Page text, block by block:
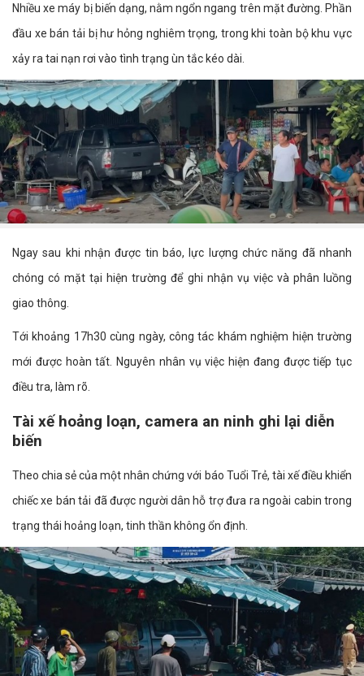
Nhiều xe máy bị biến dạng, nằm ngổn ngang trên mặt đường. Phần
đầu xe bán tải bị hư hỏng nghiêm trọng, trong khi toàn bộ khu vực
xảy ra tai nạn rơi vào tình trạng ùn tắc kéo dài.
Ngay sau khi nhận được tin báo, lực lượng chức năng đã nhanh
chóng có mặt tại hiện trường để ghi nhận vụ việc và phân luồng
giao thông.
Tới khoảng 17h30 cùng ngày, công tác khám nghiệm hiện trường
mới được hoàn tất. Nguyên nhân vụ việc hiện đang được tiếp tục
điều tra, làm rõ.
Tài xế hoảng loạn, camera an ninh ghi lại diễn
biến
Theo chia sẻ của một nhân chứng với báo Tuổi Trẻ, tài xế điều khiển
chiếc xe bán tải đã được người dân hỗ trợ đưa ra ngoài cabin trong
trạng thái hoảng loạn, tinh thần không ổn định.